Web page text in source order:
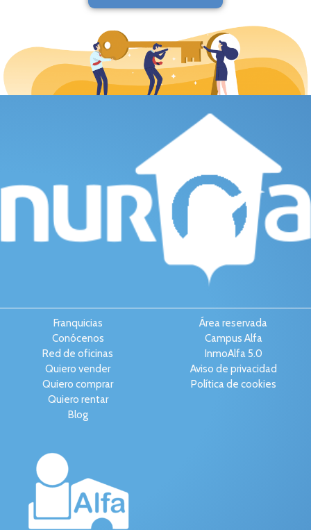
Franquicias
Conócenos
Red de oficinas
Quiero vender
Quiero comprar
Quiero rentar
Blog
Área reservada
Campus Alfa
InmoAlfa 5.0
Aviso de privacidad
Política de cookies